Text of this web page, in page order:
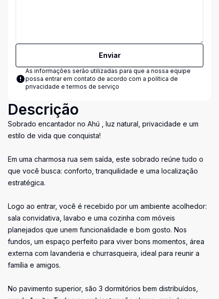
Enviar
As informações serão utilizadas para que a nossa equipe
possa entrar em contato de acordo com a política de
privacidade e termos de serviço
Descrição
Sobrado encantador no Ahú , luz natural, privacidade e um
estilo de vida que conquista!
Em uma charmosa rua sem saída, este sobrado reúne tudo o
que você busca: conforto, tranquilidade e uma localização
estratégica.
Logo ao entrar, você é recebido por um ambiente acolhedor:
sala convidativa, lavabo e uma cozinha com móveis
planejados que unem funcionalidade e bom gosto. Nos
fundos, um espaço perfeito para viver bons momentos, área
externa com lavanderia e churrasqueira, ideal para reunir a
família e amigos.
No pavimento superior, são 3 dormitórios bem distribuídos,